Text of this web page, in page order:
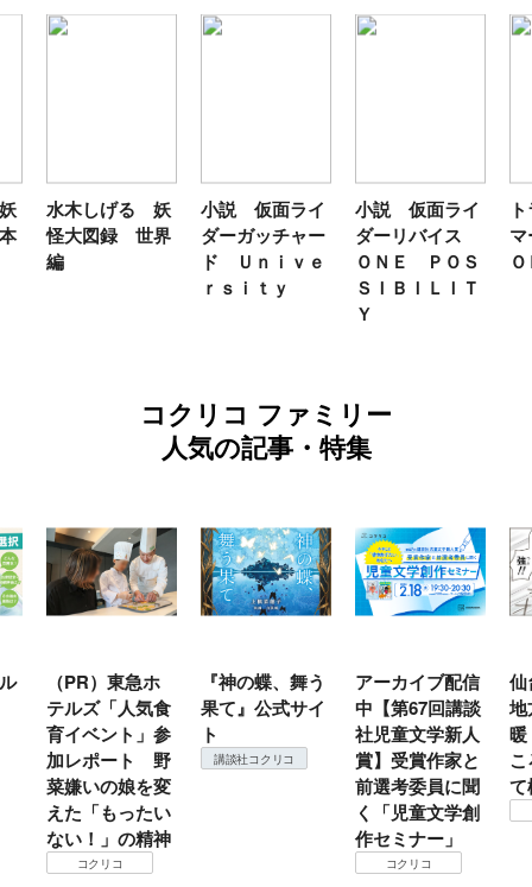
水木しげる 妖
怪大図録 世界
編
小説 仮面ライ
ダーガッチャー
ド Ｕｎｉｖｅ
ｒｓｉｔｙ
小説 仮面ライ
ダーリバイス
ＯＮＥ ＰＯＳ
ＳＩＢＩＬＩＴ
Ｙ
コクリコ ファミリー
人気の記事・特集
（PR）東急ホ
テルズ「人気食
育イベント」参
加レポート 野
菜嫌いの娘を変
えた「もったい
ない！」の精神
コクリコ
『神の蝶、舞う
果て』公式サイ
ト
講談社コクリコ
アーカイブ配信
中【第67回講談
社児童文学新人
賞】受賞作家と
前選考委員に聞
く「児童文学創
作セミナー」
コクリコ
仙
地
て